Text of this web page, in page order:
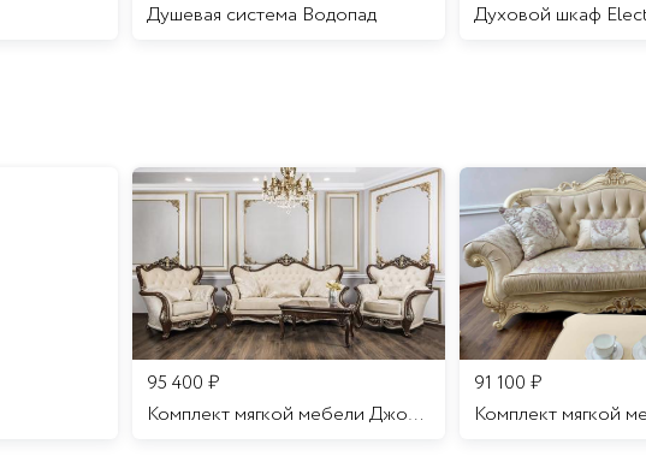
Душевая система Водопад
95 400 ₽
Комплект мягкой мебели Джоконда
91 100 ₽